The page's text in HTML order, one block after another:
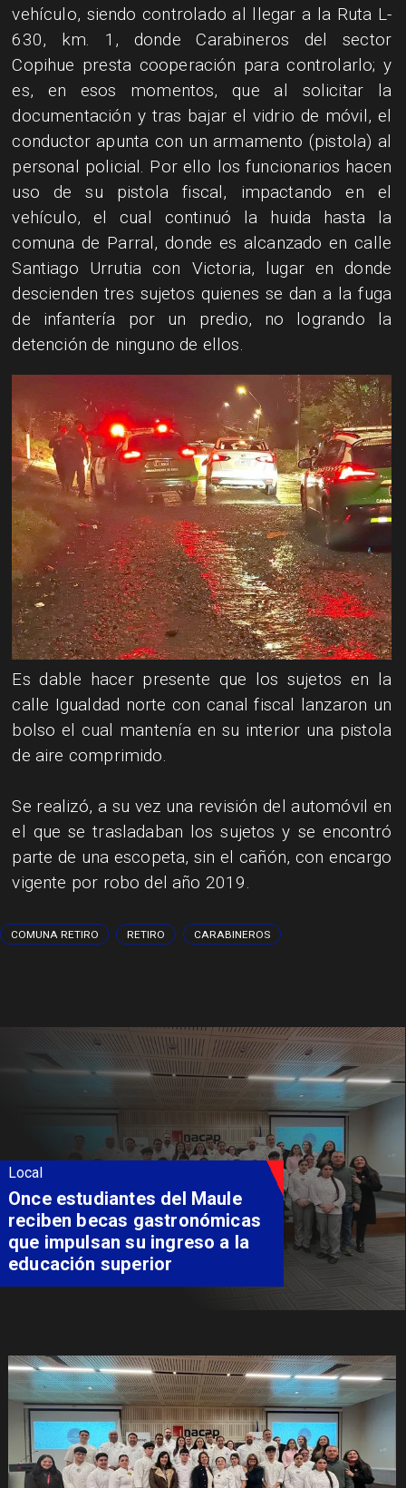
vehículo, siendo controlado al llegar a la Ruta L-
630, km. 1, donde Carabineros del sector
Copihue presta cooperación para controlarlo; y
es, en esos momentos, que al solicitar la
documentación y tras bajar el vidrio de móvil, el
conductor apunta con un armamento (pistola) al
personal policial. Por ello los funcionarios hacen
uso de su pistola fiscal, impactando en el
vehículo, el cual continuó la huida hasta la
comuna de Parral, donde es alcanzado en calle
Santiago Urrutia con Victoria, lugar en donde
descienden tres sujetos quienes se dan a la fuga
de infantería por un predio, no logrando la
detención de ninguno de ellos.
​Es dable hacer presente que los sujetos en la
calle Igualdad norte con canal fiscal lanzaron un
bolso el cual mantenía en su interior una pistola
de aire comprimido.
​Se realizó, a su vez una revisión del automóvil en
el que se trasladaban los sujetos y se encontró
parte de una escopeta, sin el cañón, con encargo
vigente por robo del año 2019.
COMUNA RETIRO RETIRO CARABINEROS
Local
Álvarez-Salamanca lidera la
apuesta regional para
consolidar el Paso Pehuenche
como alternativa a Los
Libertadores